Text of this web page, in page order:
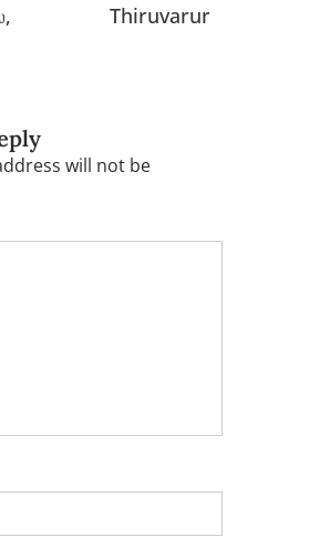
Thiruvarur
will not be